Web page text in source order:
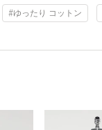
#ゆったり コットン